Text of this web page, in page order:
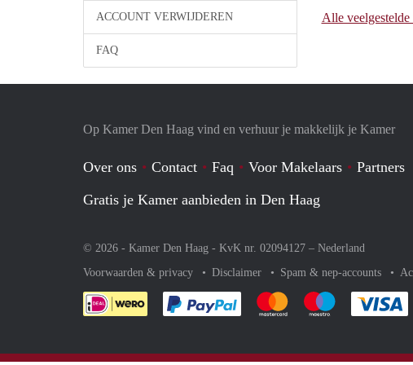
ACCOUNT VERWIJDEREN
FAQ
Alle veelgestelde
Op Kamer Den Haag vind en verhuur je makkelijk je Kamer
Over ons Contact Faq Voor Makelaars
Partners
Gratis je Kamer aanbieden in Den Haag
© 2026 - Kamer Den Haag - KvK nr. 02094127 – Nederland
Voorwaarden & privacy
Disclaimer Spam & nep-accounts
Je rekent gemakkelijk af met Paypal
Je rekent gemakkelijk af
Je rekent